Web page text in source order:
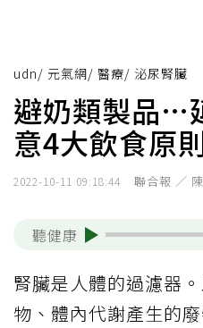
udn/ 元氣網/ 醫療/ 泌尿腎臟
避奶類製品…
意4大飲食原
2022-10-11 09:18:44 聯合報 ／
聽健康
腎臟是人體的過濾器
物、體內代謝產生的